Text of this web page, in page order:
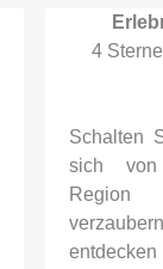
4
Schalten
sich von